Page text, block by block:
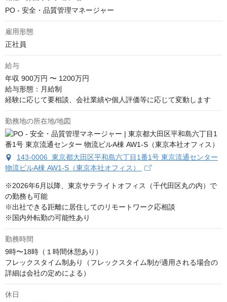
PO - 安全・品質管理マネージャー
雇用形態
正社員
給与
年収 900万円 〜 1200万円
給与形態：月給制
経験に応じて要相談、会社業績や個人評価等に応じて変動します
勤務地の所在地/地図
143-0006 東京都大田区平和島六丁目1番1号 東京流通センター
物流ビルA棟 AW1-S（東京本社オフィス）
※2026年6月以降、東京サテライトオフィス（千代田区丸の内）で
の勤務も可能
※出社できる距離に居住してのリモートワーク応相談
※国内外転勤の可能性あり
勤務時間
9時〜18時（１時間休憩あり）
フレックスタイム制あり（フレックスタイム制が適用される場合の
詳細は会社の定めによる）
休日